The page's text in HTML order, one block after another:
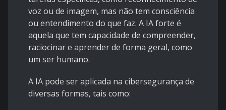
voz ou de imagem, mas não tem consciência
ou entendimento do que faz. A IA forte é
aquela que tem capacidade de compreender,
raciocinar e aprender de forma geral, como
um ser humano.
A IA pode ser aplicada na cibersegurança de
diversas formas, tais como: